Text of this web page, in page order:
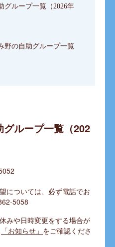
グループ一覧（2026年
野の自助グループ一覧
グループ一覧（202
5052
については、必ず電話でお
5058
みや日時変更をする場合が
「お知らせ」 をご確認くださ